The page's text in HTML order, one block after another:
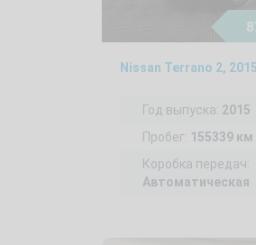
Nissan Terrano 2, 2015
Год выпуска: 2015
Пробег: 155339 км
Коробка передач:
Автоматическая